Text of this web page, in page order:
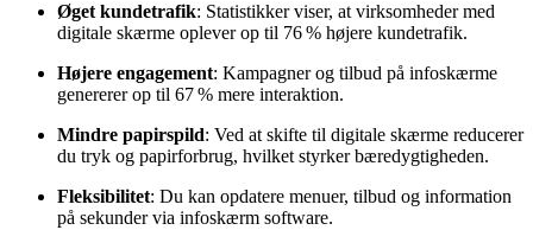
Øget kundetrafik: Statistikker viser, at virksomheder med
digitale skærme oplever op til 76 % højere kundetrafik.
Højere engagement: Kampagner og tilbud på infoskærme
genererer op til 67 % mere interaktion.
Mindre papirspild: Ved at skifte til digitale skærme reducerer
du tryk og papirforbrug, hvilket styrker bæredygtigheden.
Fleksibilitet: Du kan opdatere menuer, tilbud og information
på sekunder via infoskærm software.